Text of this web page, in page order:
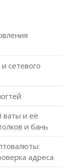
сетевого
ваты и её
и бань
адреса